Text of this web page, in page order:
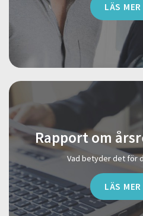
LÄS
Rapport om
Vad betyder det för
LÄS